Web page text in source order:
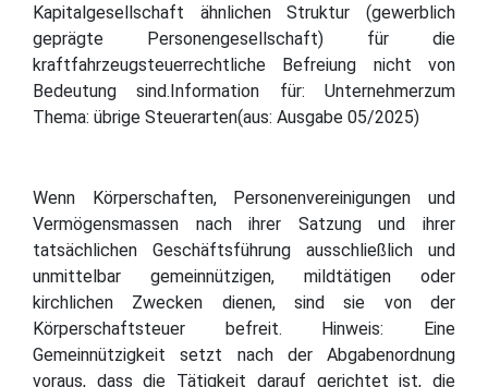
Kapitalgesellschaft ähnlichen Struktur (gewerblich
geprägte Personengesellschaft) für die
kraftfahrzeugsteuerrechtliche Befreiung nicht von
Bedeutung sind.Information für: Unternehmerzum
Thema: übrige Steuerarten(aus: Ausgabe 05/2025)
Wenn Körperschaften, Personenvereinigungen und
Vermögensmassen nach ihrer Satzung und ihrer
tatsächlichen Geschäftsführung ausschließlich und
unmittelbar gemeinnützigen, mildtätigen oder
kirchlichen Zwecken dienen, sind sie von der
Körperschaftsteuer befreit. Hinweis: Eine
Gemeinnützigkeit setzt nach der Abgabenordnung
voraus, dass die Tätigkeit darauf gerichtet ist, die